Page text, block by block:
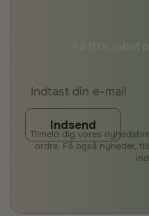
Få 10% rabat
Indsend
Tilmeld dig vores
ordre. Få også nyheder,